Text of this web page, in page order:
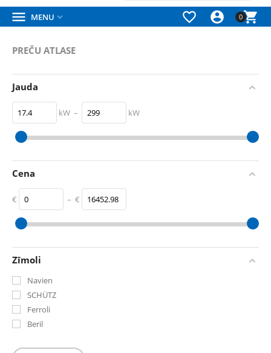
0


 MENU 
PREČU ATLASE
Jauda
kW – kW
17.4kW kW
Cena
€ – €
0 16452.98
Zīmoli
Navien
SCHÜTZ
Ferroli
Beril